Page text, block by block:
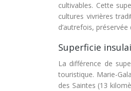
cultivables. Cette
cultures vivrières
d’autrefois,
Superficie
La différence de
touristique. Marie-
des Saintes (13